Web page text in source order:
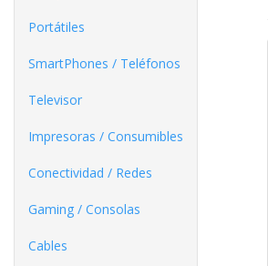
Portátiles
SmartPhones / Teléfonos
Televisor
Impresoras / Consumibles
Conectividad / Redes
Gaming / Consolas
Cables